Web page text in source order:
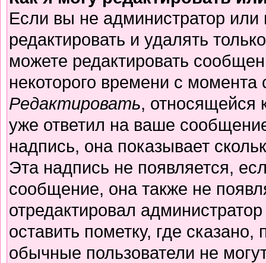
Если вы не администратор
редактировать и удалять
можете редактировать
некоторого времени с
Редактировать, относящейся
уже ответил на ваше
надпись, она показывает
Эта надпись не появляется,
сообщение, она также не
отредактировал
оставить пометку, где
обычные пользователи не